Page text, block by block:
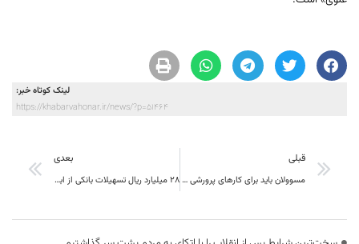
لینک کوتاه خبر:
https://khabarvahonar.ir/news/?p=51464
قبلی
مسوولان باید برای کارهای پرورشی و تربیتی و فرهنگی یک برنامه کامل و جامع و نقشه راه داشته باشند
بعدی
۲۸ میلیارد ریال تسهیلات بانکی از ابتدای امسال تاکنون به مراکز گردشگری خراسان جنوبی پرداخت شده است